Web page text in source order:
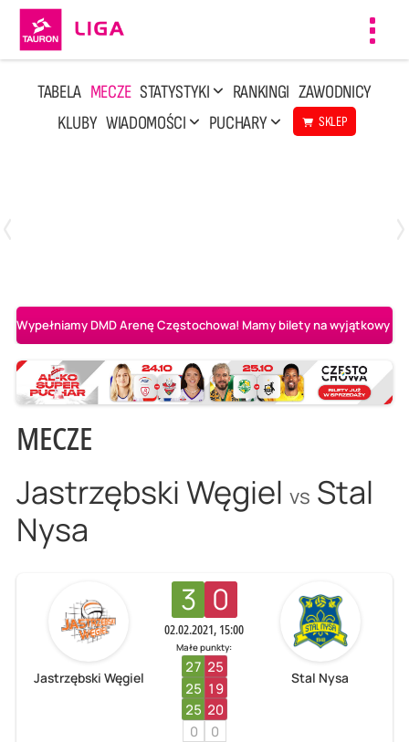
TABELA MECZE STATYSTYKI RANKINGI ZAWODNICY
KLUBY WIADOMOŚCI PUCHARY SKLEP
Wypełniamy DMD Arenę Częstochowa! Mamy bilety na wyjątkowy
MECZE
Jastrzębski Węgiel vs Stal
Nysa
Jastrzębski Węgiel
3 0
02.02.2021, 15:00
Małe punkty:
27 25
25 19
25 20
0
0
Stal Nysa